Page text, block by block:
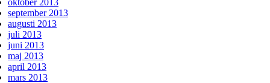
oktober 2013
september 2013
augusti 2013
juli 2013
juni 2013
maj 2013
april 2013
mars 2013